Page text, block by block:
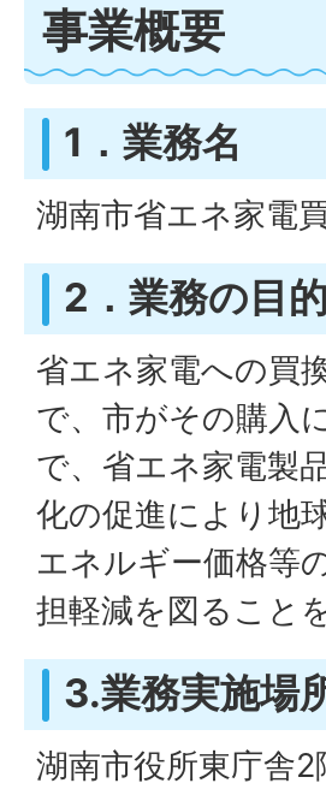
事業概要
1．業務名
湖南市省エネ家電
2．業務の目的
省エネ家電への買
で、市がその購入
で、省エネ家電製
化の促進により地
エネルギー価格等
担軽減を図ること
3.業務実施場
湖南市役所東庁舎